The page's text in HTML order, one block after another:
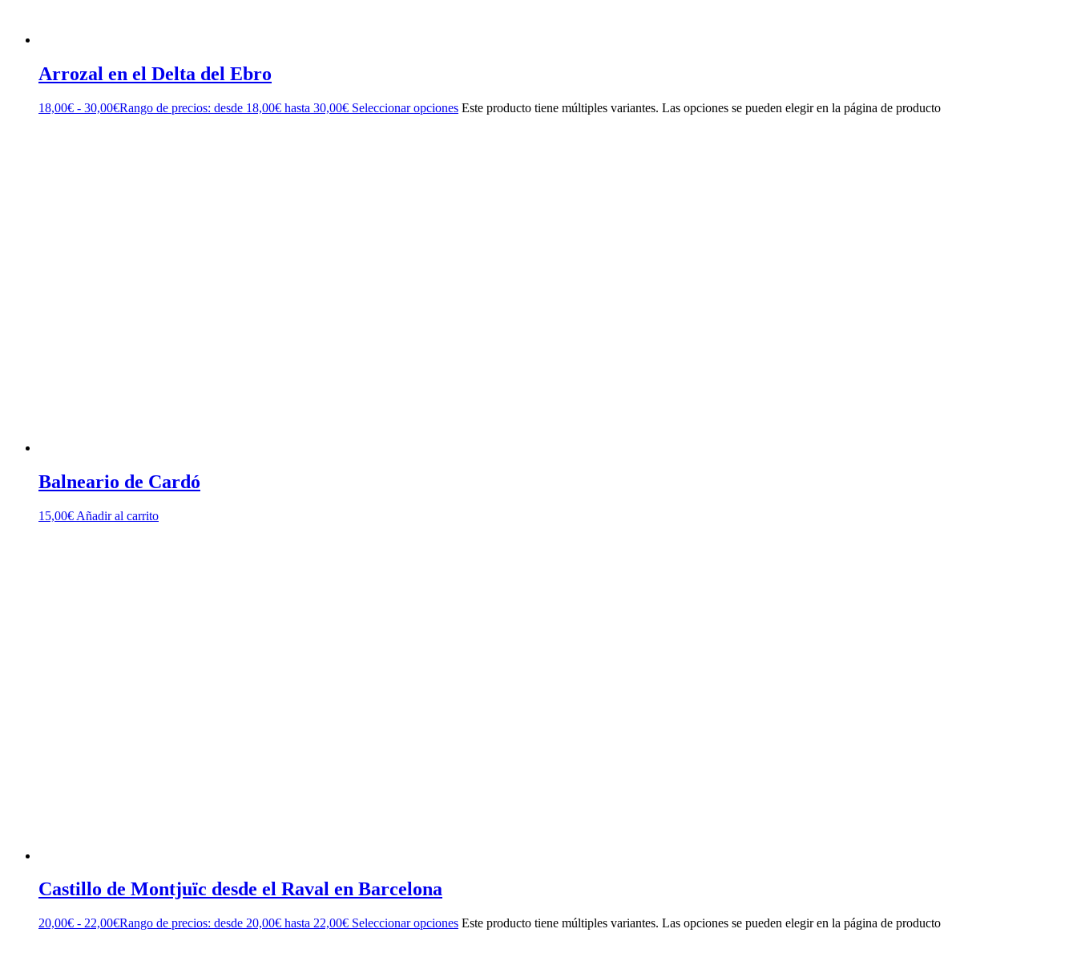
Arrozal en el Delta del Ebro
18,00€ - 30,00€Rango de precios: desde 18,00€ hasta 30,00€ Seleccionar opciones Este producto tiene múltiples variantes. Las opciones se pueden elegir en la página de producto
Balneario de Cardó
15,00€ Añadir al carrito
Castillo de Montjuïc desde el Raval en Barcelona
20,00€ - 22,00€Rango de precios: desde 20,00€ hasta 22,00€ Seleccionar opciones Este producto tiene múltiples variantes. Las opciones se pueden elegir en la página de producto